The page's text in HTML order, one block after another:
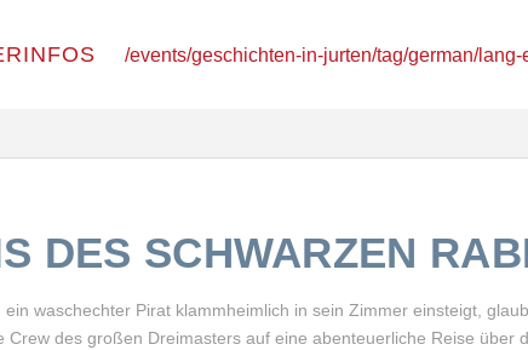
/events/geschichten-in-jurten/tag/german/lang-
DES SCHWARZEN
waschechter Pirat klammheimlich in sein Zimmer einsteigt,
des großen Dreimasters auf eine abenteuerliche Reise über